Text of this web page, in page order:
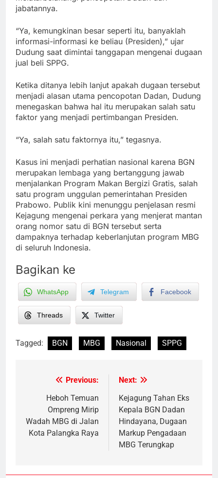
jabatannya.
“Ya, kemungkinan besar seperti itu, banyaklah
informasi-informasi ke beliau (Presiden),” ujar
Dudung saat dimintai tanggapan mengenai dugaan
jual beli SPPG.
Ketika ditanya lebih lanjut apakah dugaan tersebut
menjadi alasan utama pencopotan Dadan, Dudung
menegaskan bahwa hal itu merupakan salah satu
faktor yang menjadi pertimbangan Presiden.
“Ya, salah satu faktornya itu,” tegasnya.
Kasus ini menjadi perhatian nasional karena BGN
merupakan lembaga yang bertanggung jawab
menjalankan Program Makan Bergizi Gratis, salah
satu program unggulan pemerintahan Presiden
Prabowo. Publik kini menunggu penjelasan resmi
Kejagung mengenai perkara yang menjerat mantan
orang nomor satu di BGN tersebut serta
dampaknya terhadap keberlanjutan program MBG
di seluruh Indonesia.
Bagikan ke
WhatsApp Telegram Facebook
Threads Twitter
Tagged: BGN MBG Nasional SPPG
navigation
Previous:
Heboh Temuan
Ompreng Mirip
Wadah MBG di Jalan
Kota Palangka Raya
Next:
Kejagung Tahan Eks
Kepala BGN Dadan
Hindayana, Dugaan
Markup Pengadaan
MBG Terungkap